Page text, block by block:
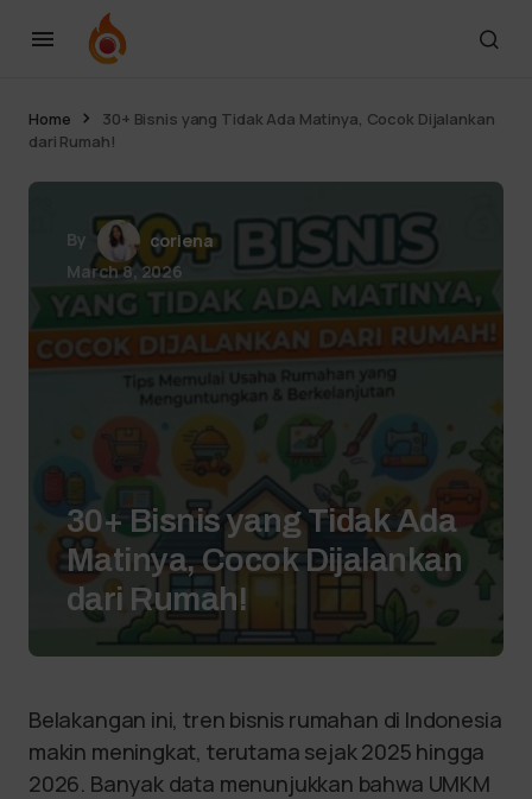
Home
30+ Bisnis yang Tidak Ada Matinya, Cocok Dijalankan
dari Rumah!
By
coriena
March 8, 2026
30+ Bisnis yang Tidak Ada
Matinya, Cocok Dijalankan
dari Rumah!
Belakangan ini, tren bisnis rumahan di Indonesia
makin meningkat, terutama sejak 2025 hingga
2026. Banyak data menunjukkan bahwa UMKM